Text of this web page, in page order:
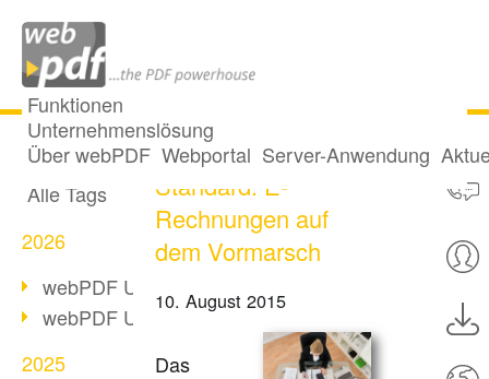
Funktionen
Unternehmenslösung
Über webPDF Webportal Server-Anwendung
Alle Beiträge
Alle Tags
2026
webPDF Update 10.0.5
webPDF Update 10.0.4
2025
ZUGFeRD
Standard: E-
Rechnungen auf
dem Vormarsch
10. August 2015
Das